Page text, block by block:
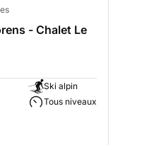
- Chalet Le
Ski alpin
Tous niveaux